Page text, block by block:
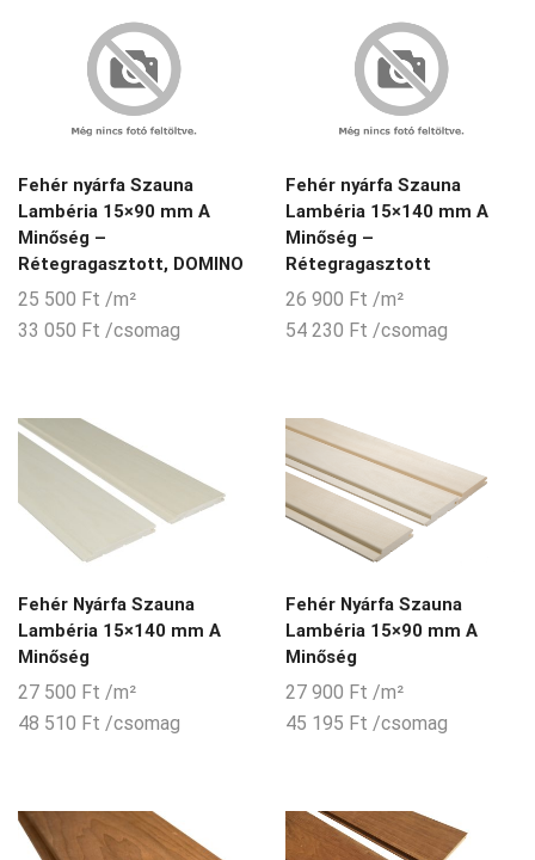
Fehér nyárfa Szauna
Lambéria 15×90 mm A
Minőség –
Rétegragasztott, DOMINO
25 500 Ft /m²
33 050 Ft /csomag
Fehér nyárfa Szauna
Lambéria 15×140 mm A
Minőség –
Rétegragasztott
26 900 Ft /m²
54 230 Ft /csomag
Fehér Nyárfa Szauna
Lambéria 15×140 mm A
Minőség
27 500 Ft /m²
48 510 Ft /csomag
Fehér Nyárfa Szauna
Lambéria 15×90 mm A
Minőség
27 900 Ft /m²
45 195 Ft /csomag